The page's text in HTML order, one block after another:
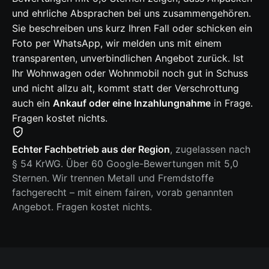
und ehrliche Absprachen bei uns zusammengehören.
Sie beschreiben uns kurz Ihren Fall oder schicken ein
Foto per WhatsApp, wir melden uns mit einem
transparenten, unverbindlichen Angebot zurück. Ist
Ihr Wohnwagen oder Wohnmobil noch gut in Schuss
und nicht allzu alt, kommt statt der Verschrottung
auch ein Ankauf oder eine Inzahlungnahme in Frage.
Fragen kostet nichts.
Echter Fachbetrieb aus der Region, zugelassen nach
§ 54 KrWG. Über 60 Google-Bewertungen mit 5,0
Sternen. Wir trennen Metall und Fremdstoffe
fachgerecht – mit einem fairen, vorab genannten
Angebot. Fragen kostet nichts.